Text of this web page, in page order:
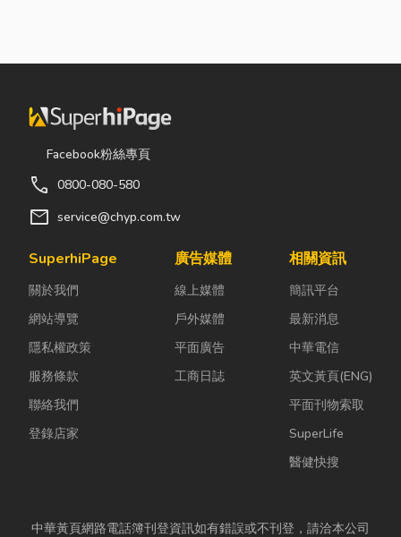
Facebook粉絲專頁
call 0800-080-580
mail service@chyp.com.tw
SuperhiPage
關於我們
網站導覽
隱私權政策
服務條款
聯絡我們
登錄店家
廣告媒體
線上媒體
戶外媒體
平面廣告
工商日誌
相關資訊
簡訊平台
最新消息
中華電信
英文黃頁(ENG)
平面刊物索取
SuperLife
醫健快搜
中華黃頁網路電話簿刊登資訊如有錯誤或不刊登，請洽本公司